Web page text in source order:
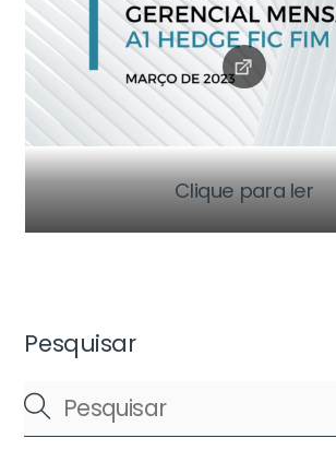
Clique para ler
Pesquisar